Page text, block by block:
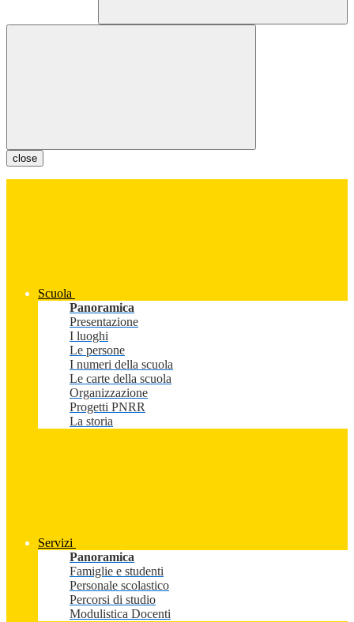
close
Scuola
Panoramica
Presentazione
I luoghi
Le persone
I numeri della scuola
Le carte della scuola
Organizzazione
Progetti PNRR
La storia
Servizi
Panoramica
Famiglie e studenti
Personale scolastico
Percorsi di studio
Modulistica Docenti